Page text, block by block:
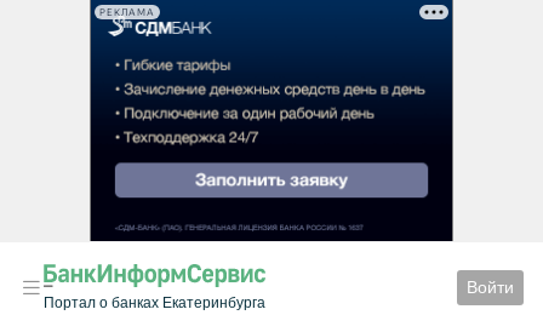
РЕКЛАМА
Портал о банках Екатеринбурга
Войти